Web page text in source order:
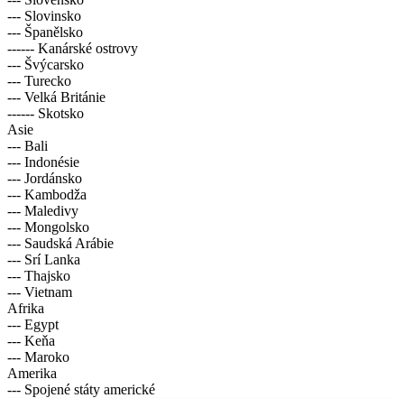
--- Slovinsko
--- Španělsko
------ Kanárské ostrovy
--- Švýcarsko
--- Turecko
--- Velká Británie
------ Skotsko
Asie
--- Bali
--- Indonésie
--- Jordánsko
--- Kambodža
--- Maledivy
--- Mongolsko
--- Saudská Arábie
--- Srí Lanka
--- Thajsko
--- Vietnam
Afrika
--- Egypt
--- Keňa
--- Maroko
Amerika
--- Spojené státy americké